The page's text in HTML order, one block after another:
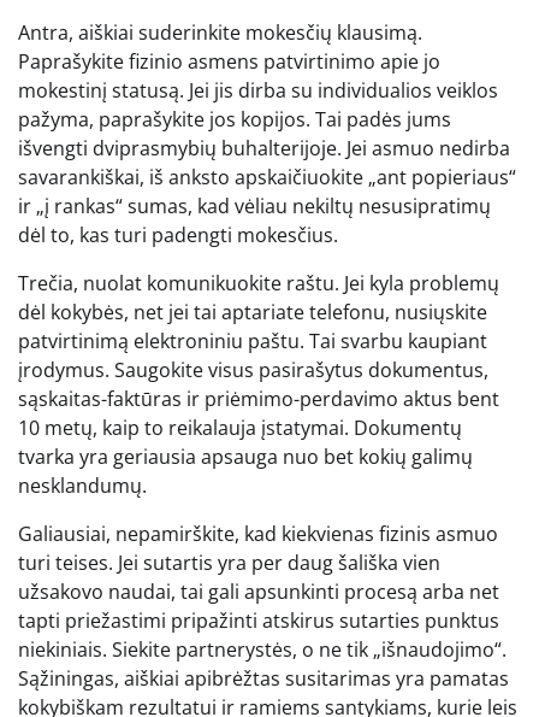
Antra, aiškiai suderinkite mokesčių klausimą.
Paprašykite fizinio asmens patvirtinimo apie jo
mokestinį statusą. Jei jis dirba su individualios veiklos
pažyma, paprašykite jos kopijos. Tai padės jums
išvengti dviprasmybių buhalterijoje. Jei asmuo nedirba
savarankiškai, iš anksto apskaičiuokite „ant popieriaus“
ir „į rankas“ sumas, kad vėliau nekiltų nesusipratimų
dėl to, kas turi padengti mokesčius.
Trečia, nuolat komunikuokite raštu. Jei kyla problemų
dėl kokybės, net jei tai aptariate telefonu, nusiųskite
patvirtinimą elektroniniu paštu. Tai svarbu kaupiant
įrodymus. Saugokite visus pasirašytus dokumentus,
sąskaitas-faktūras ir priėmimo-perdavimo aktus bent
10 metų, kaip to reikalauja įstatymai. Dokumentų
tvarka yra geriausia apsauga nuo bet kokių galimų
nesklandumų.
Galiausiai, nepamirškite, kad kiekvienas fizinis asmuo
turi teises. Jei sutartis yra per daug šališka vien
užsakovo naudai, tai gali apsunkinti procesą arba net
tapti priežastimi pripažinti atskirus sutarties punktus
niekiniais. Siekite partnerystės, o ne tik „išnaudojimo“.
Sąžiningas, aiškiai apibrėžtas susitarimas yra pamatas
kokybiškam rezultatui ir ramiems santykiams, kurie leis